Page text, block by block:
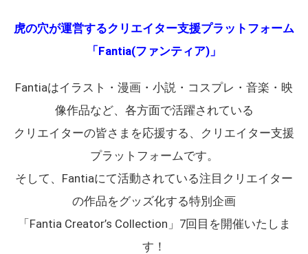
虎の穴が運営するクリエイター支援プラットフォーム
「Fantia(ファンティア)」
Fantiaはイラスト・漫画・小説・コスプレ・音楽・映
像作品など、各方面で活躍されている
クリエイターの皆さまを応援する、クリエイター支援
プラットフォームです。
そして、Fantiaにて活動されている注目クリエイター
の作品をグッズ化する特別企画
「Fantia Creator’s Collection」7回目を開催いたしま
す！